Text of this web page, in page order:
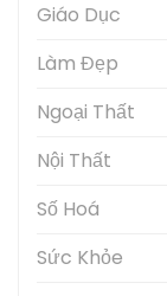
Giáo Dục
Làm Đẹp
Ngoại Thất
Nội Thất
Số Hoá
Sức Khỏe